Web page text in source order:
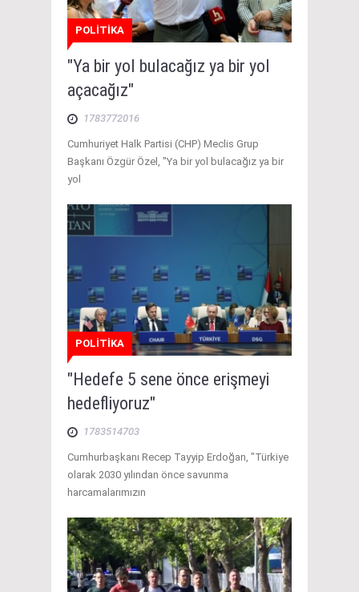
POLİTİKA
"Ya bir yol bulacağız ya bir yol
açacağız"
1783772016
Cumhuriyet Halk Partisi (CHP) Meclis Grup
Başkanı Özgür Özel, "Ya bir yol bulacağız ya bir
yol
POLİTİKA
"Hedefe 5 sene önce erişmeyi
hedefliyoruz"
1783514703
Cumhurbaşkanı Recep Tayyip Erdoğan, "Türkiye
olarak 2030 yılından önce savunma
harcamalarımızın